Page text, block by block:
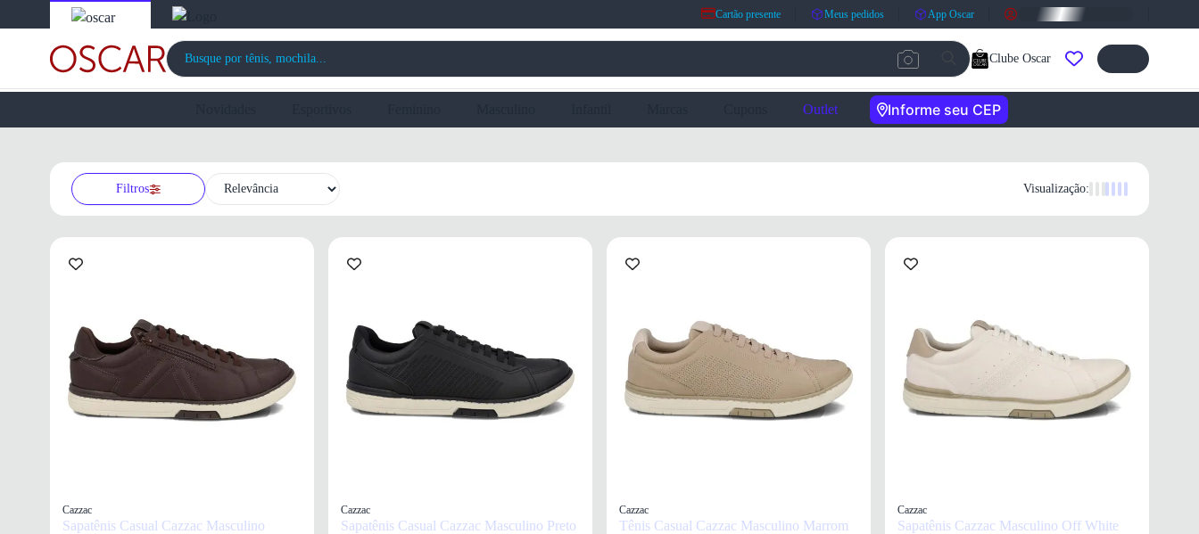
Cartão presente Meus pedidos App Oscar
Clube Oscar
Outlet Informe seu CEP
Filtros Visualização:
Cazzac
Sapatênis Casual Cazzac Masculino
Cazzac
Sapatênis Casual Cazzac Masculino Preto
Cazzac
Tênis Casual Cazzac Masculino Marrom
Cazzac
Sapatênis Cazzac Masculino Off White